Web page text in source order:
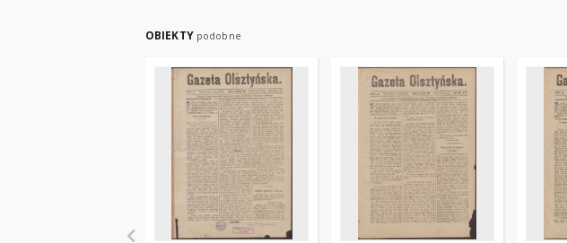
OBIEKTY podobne